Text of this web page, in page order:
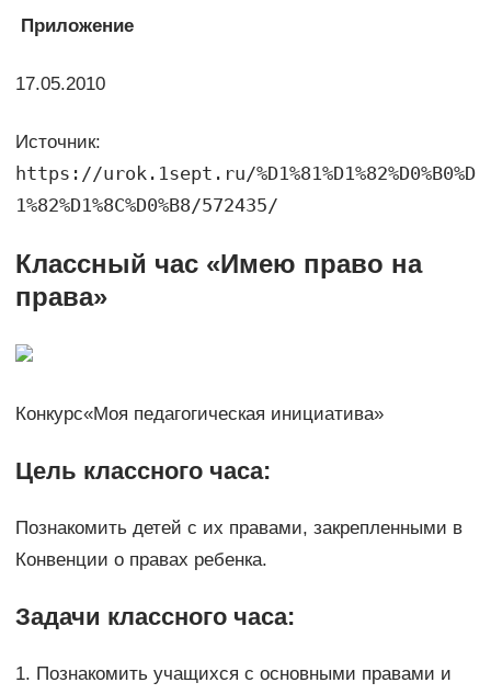
Приложение
17.05.2010
Источник:
https://urok.1sept.ru/%D1%81%D1%82%D0%B0%D
1%82%D1%8C%D0%B8/572435/
Классный час «Имею право на
права»
Конкурс«Моя педагогическая инициатива»
Цель классного часа:
Познакомить детей с их правами, закрепленными в
Конвенции о правах ребенка.
Задачи классного часа:
1. Познакомить учащихся с основными правами и